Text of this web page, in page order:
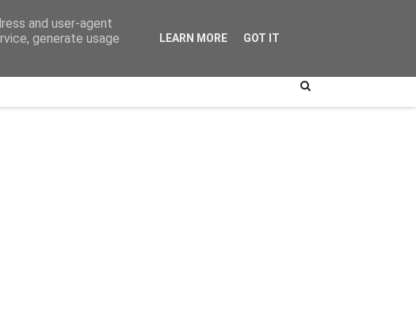
and user-agent
generate usage
LEARN MORE GOT IT